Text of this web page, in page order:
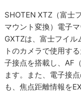
SHOTEN XTZ（富士
マウント変換）電子
GXTZは、富士フイル
トのカメラで使用す
子接点を搭載し、AF
ます。また、電子接
も、焦点距離情報を